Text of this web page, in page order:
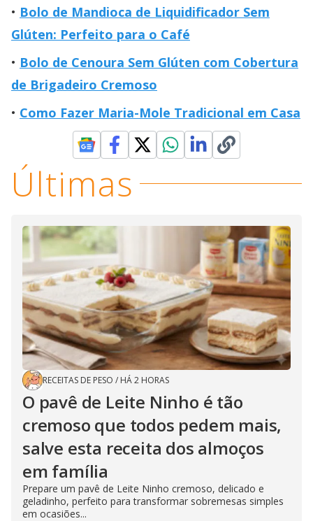
Bolo de Mandioca de Liquidificador Sem
Glúten: Perfeito para o Café
Bolo de Cenoura Sem Glúten com Cobertura
de Brigadeiro Cremoso
Como Fazer Maria-Mole Tradicional em Casa
Últimas
RECEITAS DE PESO / HÁ 2 HORAS
O pavê de Leite Ninho é tão
cremoso que todos pedem mais,
salve esta receita dos almoços
em família
Prepare um pavê de Leite Ninho cremoso, delicado e
geladinho, perfeito para transformar sobremesas simples
em ocasiões...